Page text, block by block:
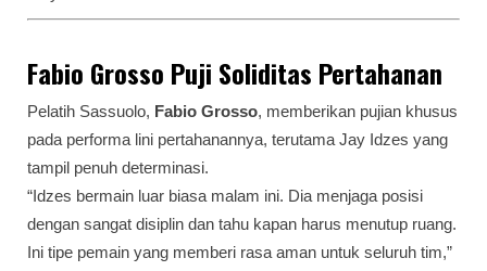
Fabio Grosso Puji Soliditas Pertahanan
Pelatih Sassuolo, Fabio Grosso, memberikan pujian khusus
pada performa lini pertahanannya, terutama Jay Idzes yang
tampil penuh determinasi.
“Idzes bermain luar biasa malam ini. Dia menjaga posisi
dengan sangat disiplin dan tahu kapan harus menutup ruang.
Ini tipe pemain yang memberi rasa aman untuk seluruh tim,”